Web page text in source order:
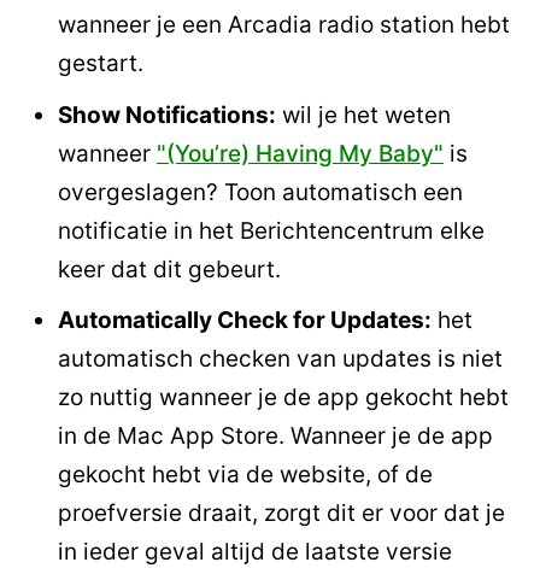
wanneer je een Arcadia radio station hebt
gestart.
Show Notifications: wil je het weten
wanneer "(You’re) Having My Baby" is
overgeslagen? Toon automatisch een
notificatie in het Berichtencentrum elke
keer dat dit gebeurt.
Automatically Check for Updates: het
automatisch checken van updates is niet
zo nuttig wanneer je de app gekocht hebt
in de Mac App Store. Wanneer je de app
gekocht hebt via de website, of de
proefversie draait, zorgt dit er voor dat je
in ieder geval altijd de laatste versie